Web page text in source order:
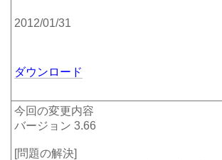
2012/01/31
ダウンロード
今回の変更内容
バージョン 3.66
[問題の解決]